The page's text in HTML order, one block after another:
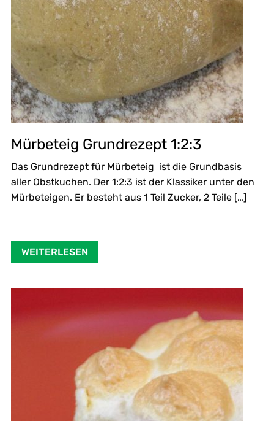
Mürbeteig Grundrezept 1:2:3
Das Grundrezept für Mürbeteig ist die Grundbasis
aller Obstkuchen. Der 1:2:3 ist der Klassiker unter den
Mürbeteigen. Er besteht aus 1 Teil Zucker, 2 Teile […]
WEITERLESEN